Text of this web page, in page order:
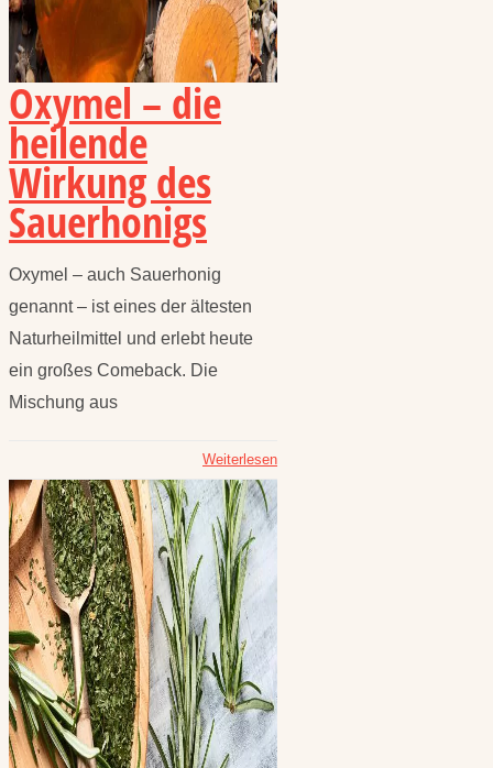
Oxymel – die
heilende
Wirkung des
Sauerhonigs
Oxymel – auch Sauerhonig
genannt – ist eines der ältesten
Naturheilmittel und erlebt heute
ein großes Comeback. Die
Mischung aus
Weiterlesen